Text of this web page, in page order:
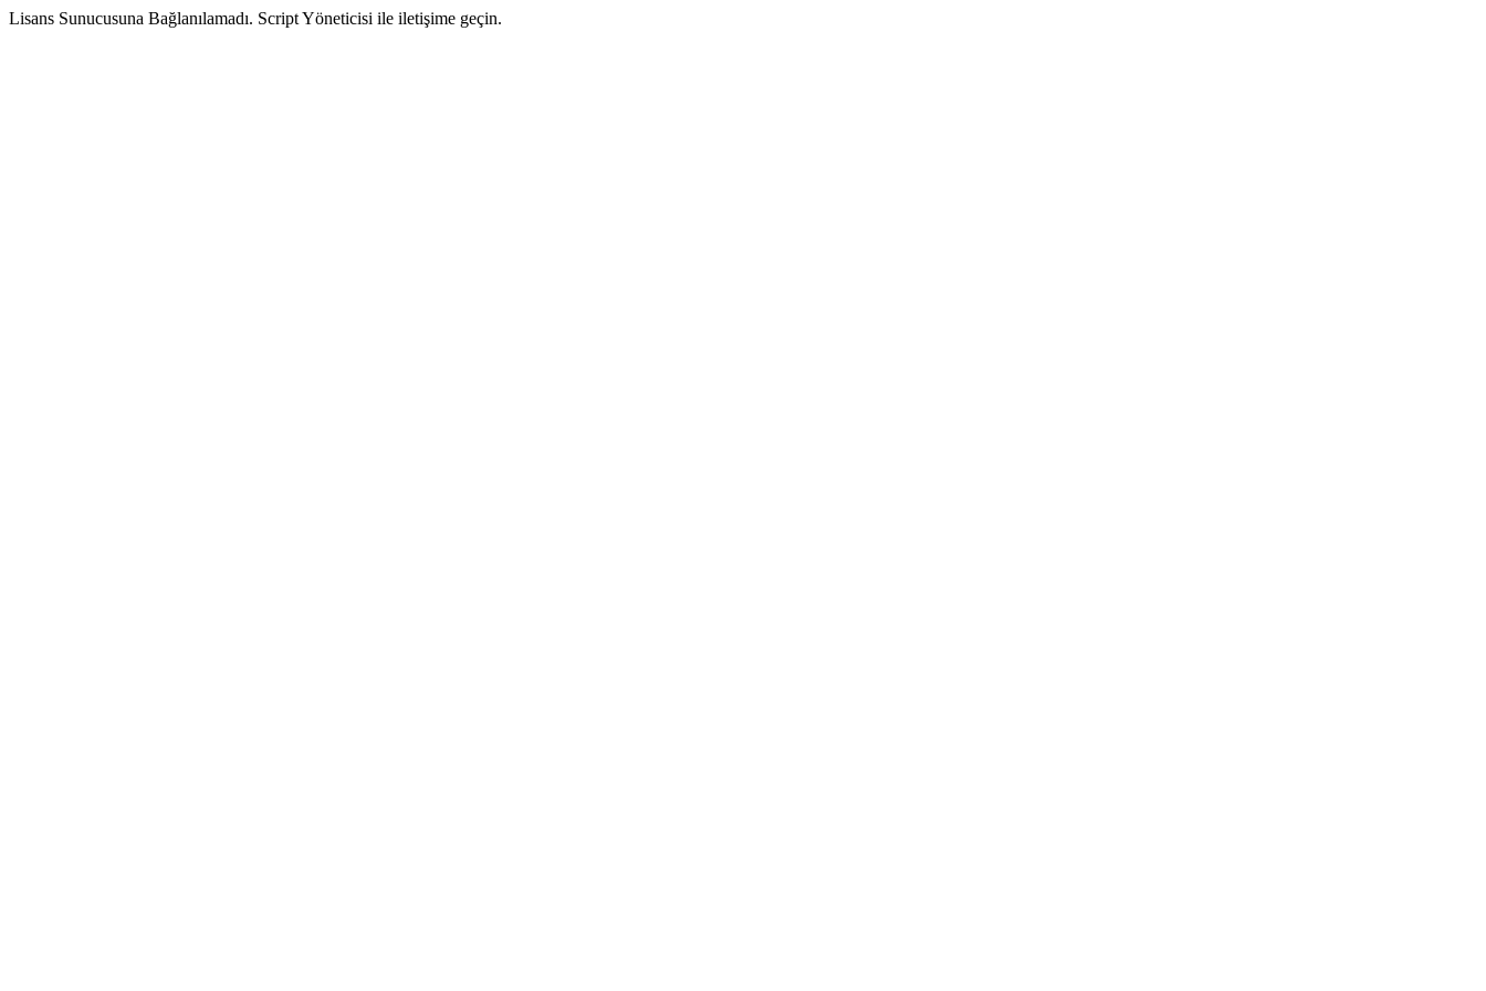
Lisans Sunucusuna Bağlanılamadı. Script Yöneticisi ile iletişime geçin.